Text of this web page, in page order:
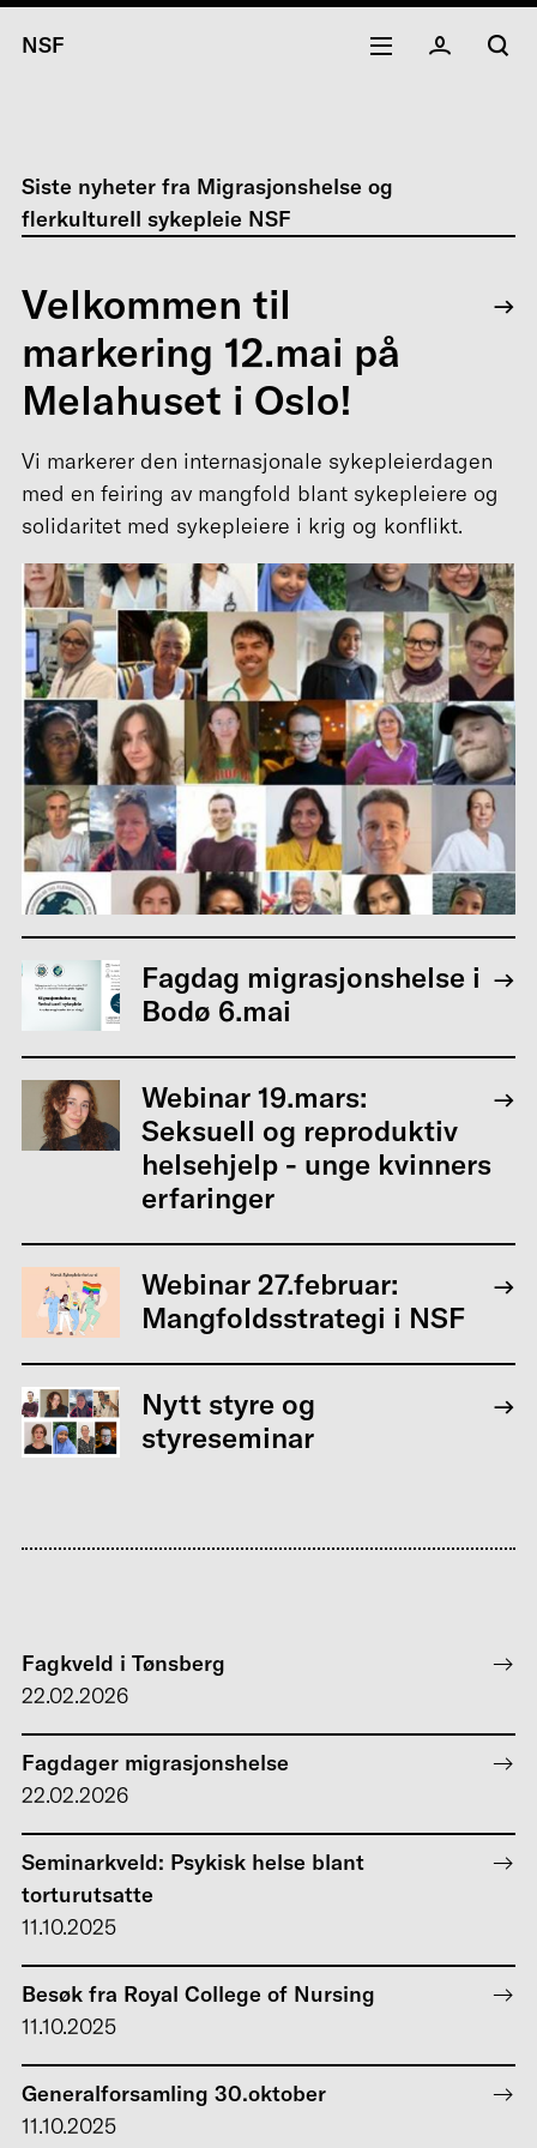
NSF
Siste nyheter fra Migrasjonshelse og
flerkulturell sykepleie NSF
Velkommen til
markering 12.mai på
Melahuset i Oslo!
Vi markerer den internasjonale sykepleierdagen
med en feiring av mangfold blant sykepleiere og
solidaritet med sykepleiere i krig og konflikt.
Fagdag migrasjonshelse i
Bodø 6.mai
Webinar 19.mars:
Seksuell og reproduktiv
helsehjelp - unge kvinners
erfaringer
Webinar 27.februar:
Mangfoldsstrategi i NSF
Nytt styre og
styreseminar
Fagkveld i Tønsberg
22.02.2026
Fagdager migrasjonshelse
22.02.2026
Seminarkveld: Psykisk helse blant
torturutsatte
11.10.2025
Besøk fra Royal College of Nursing
11.10.2025
Generalforsamling 30.oktober
11.10.2025